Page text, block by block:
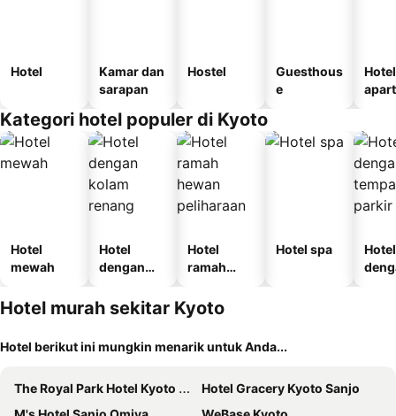
Hotel
Kamar dan
sarapan
Hostel
Guesthous
e
Hotel
Kategori hotel populer di Kyoto
Hotel
mewah
Hotel
dengan
renang
Hotel
ramah
peliharaan
Hotel spa
Hotel
Hotel murah sekitar Kyoto
Hotel berikut ini mungkin menarik untuk Anda...
The Royal Park Hotel Kyoto Sanjo
Hotel Gracery Kyoto Sanjo